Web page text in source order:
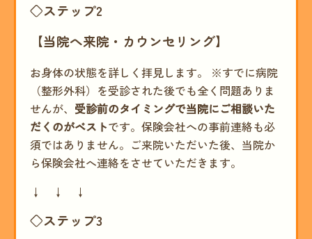
◇ステップ2
【当院へ来院・カウンセリング】
お身体の状態を詳しく拝見します。 ※すでに病院
（整形外科）を受診された後でも全く問題ありま
せんが、 受診前のタイミングで当院にご相談いた
だくのがベストです。保険会社への事前連絡も必
須ではありません。ご来院いただいた後、当院か
ら保険会社へ連絡をさせていただきます。
↓ ↓ ↓
◇ステップ3